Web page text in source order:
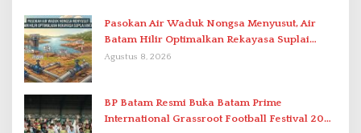
Pasokan Air Waduk Nongsa Menyusut, Air
Batam Hilir Optimalkan Rekayasa Suplai
Antar-IPAM
Agustus 8, 2026
BP Batam Resmi Buka Batam Prime
International Grassroot Football Festival 2026